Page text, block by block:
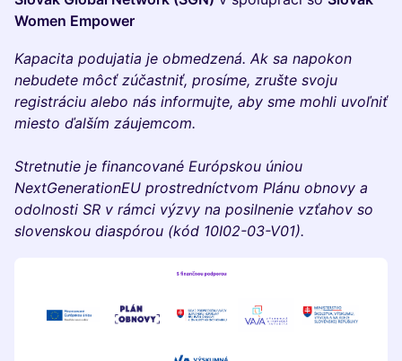
Women Empower
Kapacita podujatia je obmedzená. Ak sa napokon
nebudete môcť zúčastniť, prosíme, zrušte svoju
registráciu alebo nás informujte, aby sme mohli uvoľniť
miesto ďalším záujemcom.
Stretnutie je financované Európskou úniou
NextGenerationEU prostredníctvom Plánu obnovy a
odolnosti SR v rámci výzvy na posilnenie vzťahov so
slovenskou diaspórou (kód 10I02-03-V01).